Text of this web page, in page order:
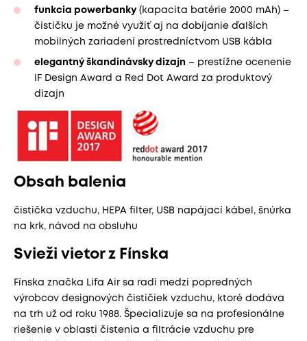
funkcia powerbanky(kapacita batérie 2000 mAh) –
čističku je možné využiť aj na dobíjanie ďalších
mobilných zariadení prostredníctvom USB kábla
elegantný škandinávsky dizajn – prestížne ocenenie
IF Design Award a Red Dot Award za produktový
dizajn
Obsah balenia
čistička vzduchu, HEPA filter, USB napájací kábel, šnúrka
na krk, návod na obsluhu
Svieži vietor z Fínska
Fínska značka Lifa Air sa radí medzi popredných
výrobcov designových čističiek vzduchu, ktoré dodáva
na trh už od roku 1988. Špecializuje sa na profesionálne
riešenie v oblasti čistenia a filtrácie vzduchu pre